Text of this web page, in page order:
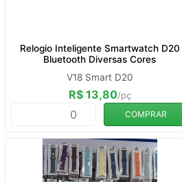
Relogio Inteligente Smartwatch D20
Bluetooth Diversas Cores
V18 Smart D20
R$ 13,80/pç
COMPRAR